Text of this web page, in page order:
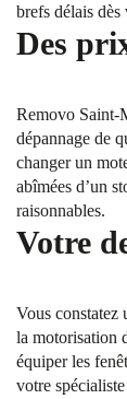
brefs délais dès
Des
Removo Saint-
dépannage de
changer un
abîmées d’un
raisonnables.
Votre
Vous constatez
la motorisation
équiper les
votre